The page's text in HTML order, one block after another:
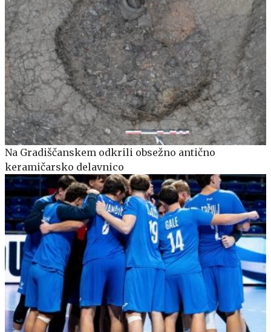
Na Gradiščanskem odkrili obsežno antično
keramičarsko delavnico